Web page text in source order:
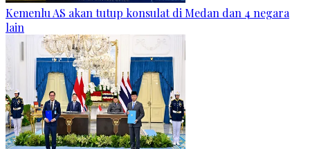
Kemenlu AS akan tutup konsulat di Medan dan 4 negara
lain